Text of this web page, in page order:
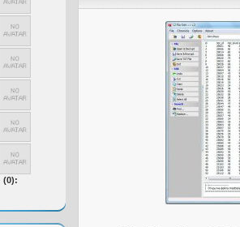
(0):